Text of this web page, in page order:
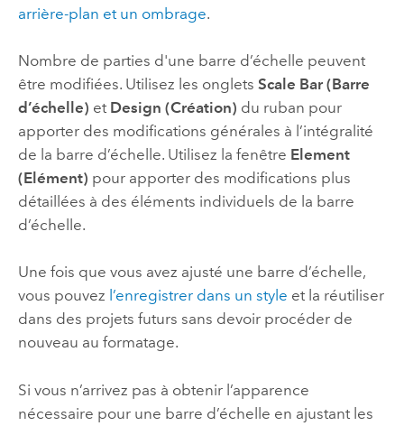
arrière-plan et un ombrage.
Nombre de parties d'une barre d’échelle peuvent
être modifiées. Utilisez les onglets Scale Bar (Barre
d’échelle) et Design (Création) du ruban pour
apporter des modifications générales à l’intégralité
de la barre d’échelle. Utilisez la fenêtre Element
(Elément) pour apporter des modifications plus
détaillées à des éléments individuels de la barre
d’échelle.
Une fois que vous avez ajusté une barre d’échelle,
vous pouvez l’enregistrer dans un style et la réutiliser
dans des projets futurs sans devoir procéder de
nouveau au formatage.
Si vous n’arrivez pas à obtenir l’apparence
nécessaire pour une barre d’échelle en ajustant les